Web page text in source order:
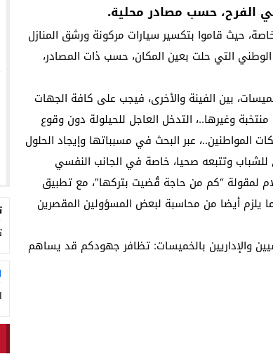
الفرح، حسب مصادر محلية.
حيث قاموا بتكسير سيارات مركونة ورشق المنازل
الوطني التي حلت بعين المكان، حسب ذات المصادر،
بين الفينة والأخرى، فيجب على كافة الجهات
وغيرها..، التدخل العاجل للحيلولة دون وقوع
عبر البحث في مسبباتها وإيجاد الحلول
للشباب وتتبعه صحيا، خاصة في الجانب النفسي
لمقولة “كم من حاجة قُضيت بتركها”، مع تطبيق
يلزم أيضا من محاسبة لبعض المسؤولين المقصرين
والإداريين بالخميسات: تظافر جهودكم قد يساهم